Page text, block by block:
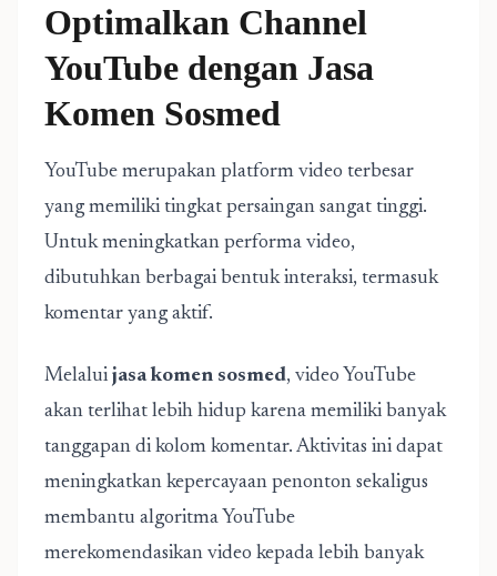
Optimalkan Channel
YouTube dengan Jasa
Komen Sosmed
YouTube merupakan platform video terbesar
yang memiliki tingkat persaingan sangat tinggi.
Untuk meningkatkan performa video,
dibutuhkan berbagai bentuk interaksi, termasuk
komentar yang aktif.
Melalui jasa komen sosmed, video YouTube
akan terlihat lebih hidup karena memiliki banyak
tanggapan di kolom komentar. Aktivitas ini dapat
meningkatkan kepercayaan penonton sekaligus
membantu algoritma YouTube
merekomendasikan video kepada lebih banyak